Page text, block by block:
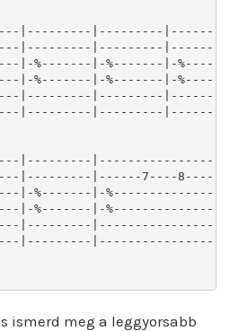
ismerd meg a leggyorsabb